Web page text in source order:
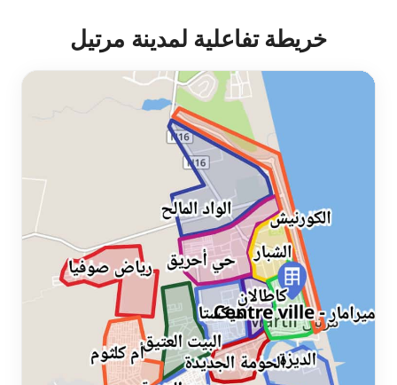
خريطة تفاعلية لمدينة مرتيل